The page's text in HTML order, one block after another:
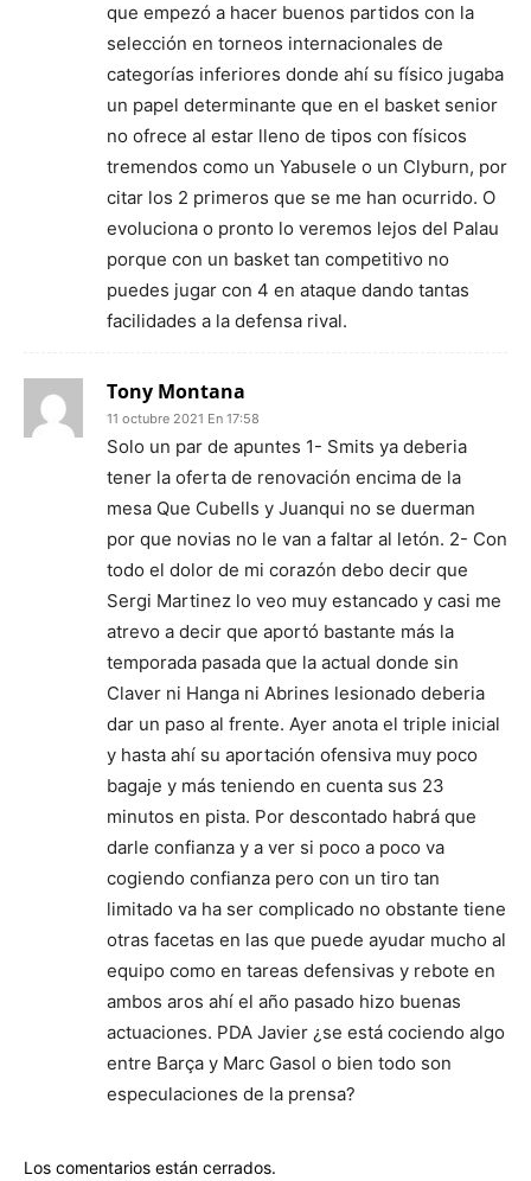
que empezó a hacer buenos partidos con la
selección en torneos internacionales de
categorías inferiores donde ahí su físico jugaba
un papel determinante que en el basket senior
no ofrece al estar lleno de tipos con físicos
tremendos como un Yabusele o un Clyburn, por
citar los 2 primeros que se me han ocurrido. O
evoluciona o pronto lo veremos lejos del Palau
porque con un basket tan competitivo no
puedes jugar con 4 en ataque dando tantas
facilidades a la defensa rival.
Tony Montana
11 octubre 2021 En 17:58
Solo un par de apuntes 1- Smits ya deberia
tener la oferta de renovación encima de la
mesa Que Cubells y Juanqui no se duerman
por que novias no le van a faltar al letón. 2- Con
todo el dolor de mi corazón debo decir que
Sergi Martinez lo veo muy estancado y casi me
atrevo a decir que aportó bastante más la
temporada pasada que la actual donde sin
Claver ni Hanga ni Abrines lesionado deberia
dar un paso al frente. Ayer anota el triple inicial
y hasta ahí su aportación ofensiva muy poco
bagaje y más teniendo en cuenta sus 23
minutos en pista. Por descontado habrá que
darle confianza y a ver si poco a poco va
cogiendo confianza pero con un tiro tan
limitado va ha ser complicado no obstante tiene
otras facetas en las que puede ayudar mucho al
equipo como en tareas defensivas y rebote en
ambos aros ahí el año pasado hizo buenas
actuaciones. PDA Javier ¿se está cociendo algo
entre Barça y Marc Gasol o bien todo son
especulaciones de la prensa?
Los comentarios están cerrados.